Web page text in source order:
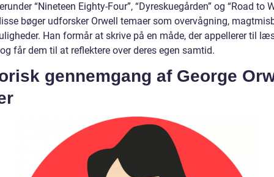
“Nineteen Eighty-Four”, “Dyreskuegården” og “Road to
bøger udforsker Orwell temaer som overvågning,
Han formår at skrive på en måde, der appellerer til
får dem til at reflektere over deres egen samtid.
gennemgang af George